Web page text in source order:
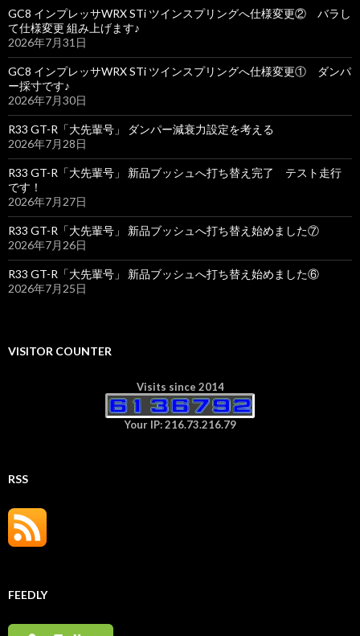
GC8 インプレッサWRX STi ツインスプリングへ仕様変更② バラし
て仕様変更 組み上げます♪
2026年7月31日
GC8 インプレッサWRX STi ツインスプリングへ仕様変更① ダンパ
ー採寸です♪
2026年7月30日
R33 GT-R「大先輩号」 ダンパー減衰力設定を考える
2026年7月28日
R33 GT-R「大先輩号」 新品ブッシュへ打ち替え完了 テスト走行
です！
2026年7月27日
R33 GT-R「大先輩号」 新品ブッシュへ打ち替え始めました⑦
2026年7月26日
R33 GT-R「大先輩号」 新品ブッシュへ打ち替え始めました⑥
2026年7月25日
VISITOR COUNTER
Visits since 2014
Your IP: 216.73.216.79
RSS
FEEDLY